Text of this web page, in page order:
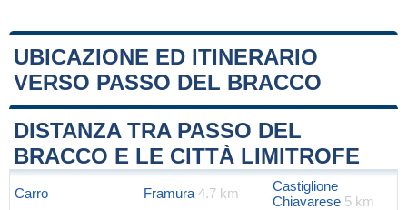
UBICAZIONE ED ITINERARIO
VERSO PASSO DEL BRACCO
+
−
Leaflet|Map data ©OpenStreetMap
DISTANZA TRA PASSO DEL
BRACCO E LE CITTÀ LIMITROFE
Carro Framura 4.7 km
Castiglione
Chiavarese 5 km